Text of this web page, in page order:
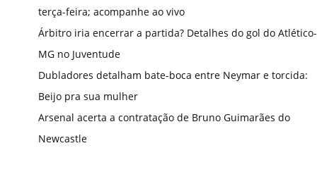
terça-feira; acompanhe ao vivo
Árbitro iria encerrar a partida? Detalhes do gol do Atlético-
MG no Juventude
Dubladores detalham bate-boca entre Neymar e torcida:
Beijo pra sua mulher
Arsenal acerta a contratação de Bruno Guimarães do
Newcastle